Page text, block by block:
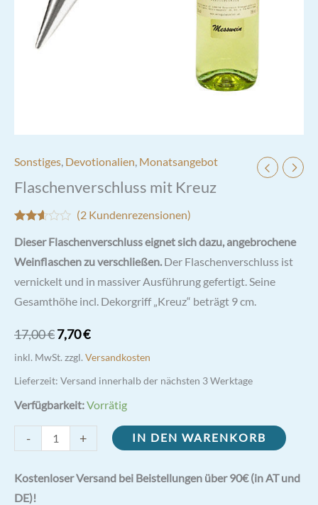
Sonstiges, Devotionalien, Monatsangebot
Flaschenverschluss mit Kreuz
mit
von 5,
auf
Kundenbewertungen
(2Kundenrezensionen)
Dieser Flaschenverschluss eignet sich dazu, angebrochene
Weinflaschen zu verschließen.Der Flaschenverschluss ist
vernickelt und in massiver Ausführung gefertigt. Seine
Gesamthöhe incl. Dekorgriff „Kreuz“ beträgt 9 cm.
17,00€Ursprünglicher
Preis
war:
17,00 €
7,70€Aktueller
Preis
ist:
7,70 €.
inkl. MwSt. zzgl. Versandkosten
Lieferzeit: Versand innerhalb der nächsten 3 Werktage
Verfügbarkeit:Vorrätig
-
Flaschenverschluss
mit
Kreuz
Menge
+ IN DEN WARENKORB
Kostenloser Versand bei Beistellungen über 90€ (in AT und
DE)!